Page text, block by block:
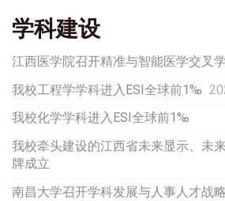
学科建设
江西医学院召开精准与智能医学交叉
我校工程学学科进入ESI全球前1‰
我校化学学科进入ESI全球前1‰
我校牵头建设的江西省未来显示、未
牌成立
南昌大学召开学科发展与人事人才战